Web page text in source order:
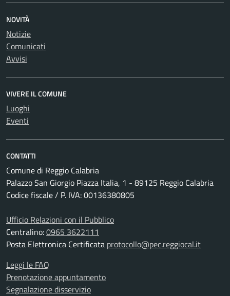
NOVITÀ
Notizie
Comunicati
Avvisi
VIVERE IL COMUNE
Luoghi
Eventi
CONTATTI
Comune di Reggio Calabria
Palazzo San Giorgio Piazza Italia, 1 - 89125 Reggio Calabria
Codice fiscale / P. IVA: 00136380805
Ufficio Relazioni con il Pubblico
Centralino:0965 3622111
Posta Elettronica Certificata protocollo@pec.reggiocal.it
Leggi le FAQ
Prenotazione appuntamento
Segnalazione disservizio